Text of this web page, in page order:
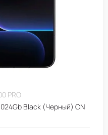
PRO
Black (Черный) CN